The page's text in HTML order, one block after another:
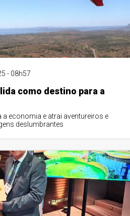
- 08h57
como destino para a
economia e atrai aventureiros e
deslumbrantes